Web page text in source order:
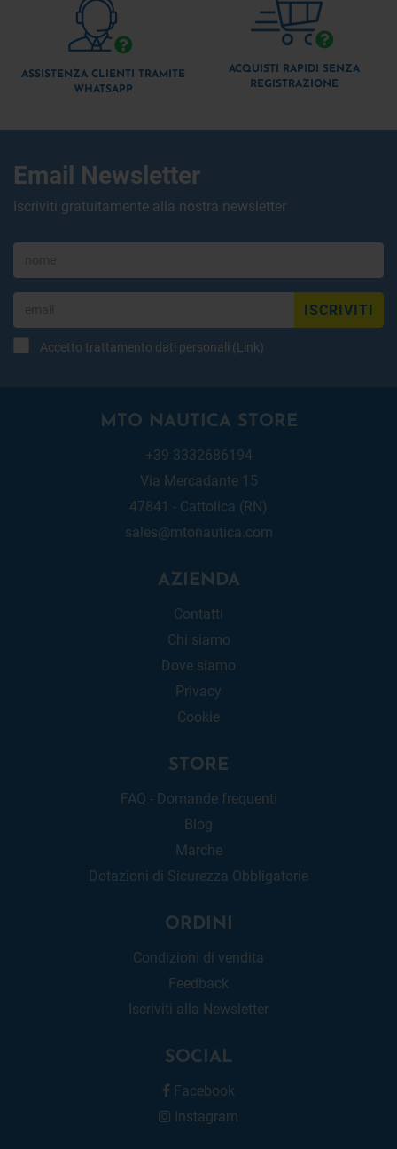
ASSISTENZA CLIENTI TRAMITE
WHATSAPP
ACQUISTI RAPIDI SENZA
REGISTRAZIONE
Email Newsletter
Iscriviti gratuitamente alla nostra newsletter
ISCRIVITI
Accetto trattamento dati personali (Link)
MTO NAUTICA STORE
+39 3332686194
Via Mercadante 15
47841 - Cattolica (RN)
sales@mtonautica.com
AZIENDA
Contatti
Chi siamo
Dove siamo
Privacy
Cookie
STORE
FAQ - Domande frequenti
Blog
Marche
Dotazioni di Sicurezza Obbligatorie
ORDINI
Condizioni di vendita
Feedback
Iscriviti alla Newsletter
SOCIAL
Facebook
Instagram